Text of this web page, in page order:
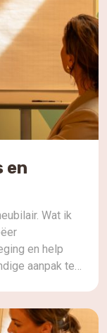
en
Wat ik
en help
aanpak te